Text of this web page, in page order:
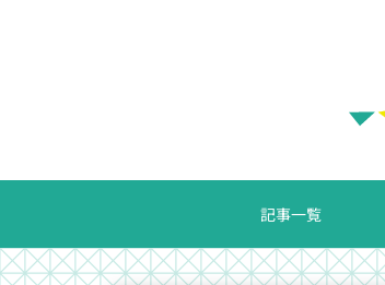
記事一覧